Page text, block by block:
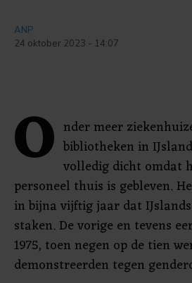
ANP
24 oktober 2023 - 14:07
O nder meer
bibliotheken in
volledig dicht omdat
personeel thuis is gebleven.
in bijna vijftig jaar dat
staken. De vorige en tevens
1975, toen negen op de tien
demonstreerden tegen